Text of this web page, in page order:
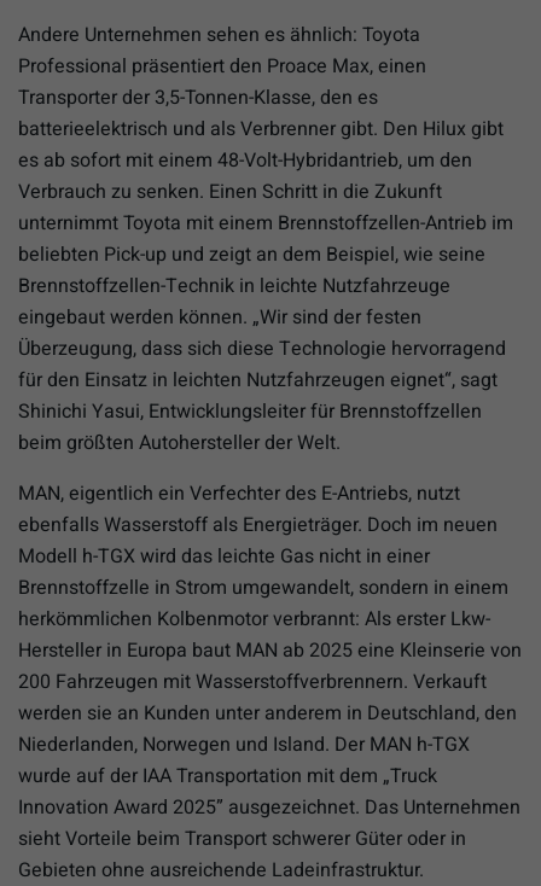
Andere Unternehmen sehen es ähnlich: Toyota
Professional präsentiert den Proace Max, einen
Transporter der 3,5-Tonnen-Klasse, den es
batterieelektrisch und als Verbrenner gibt. Den Hilux gibt
es ab sofort mit einem 48-Volt-Hybridantrieb, um den
Verbrauch zu senken. Einen Schritt in die Zukunft
unternimmt Toyota mit einem Brennstoffzellen-Antrieb im
beliebten Pick-up und zeigt an dem Beispiel, wie seine
Brennstoffzellen-Technik in leichte Nutzfahrzeuge
eingebaut werden können. „Wir sind der festen
Überzeugung, dass sich diese Technologie hervorragend
für den Einsatz in leichten Nutzfahrzeugen eignet“, sagt
Shinichi Yasui, Entwicklungsleiter für Brennstoffzellen
beim größten Autohersteller der Welt.
MAN, eigentlich ein Verfechter des E-Antriebs, nutzt
ebenfalls Wasserstoff als Energieträger. Doch im neuen
Modell h-TGX wird das leichte Gas nicht in einer
Brennstoffzelle in Strom umgewandelt, sondern in einem
herkömmlichen Kolbenmotor verbrannt: Als erster Lkw-
Hersteller in Europa baut MAN ab 2025 eine Kleinserie von
200 Fahrzeugen mit Wasserstoffverbrennern. Verkauft
werden sie an Kunden unter anderem in Deutschland, den
Niederlanden, Norwegen und Island. Der MAN h-TGX
wurde auf der IAA Transportation mit dem „Truck
Innovation Award 2025” ausgezeichnet. Das Unternehmen
sieht Vorteile beim Transport schwerer Güter oder in
Gebieten ohne ausreichende Ladeinfrastruktur.